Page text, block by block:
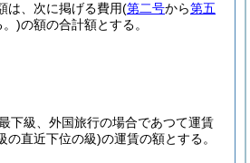
は、次に掲げる費用(第二号から第五
。)の額の合計額とする。
下級、外国旅行の場合であつて運賃
の直近下位の級)の運賃の額とする。